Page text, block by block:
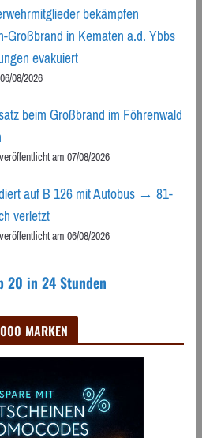
bekämpfen
Großbrand in Kematen a.d. Ybbs
evakuiert
08/2026
beim Großbrand im Föhrenwald
veröffentlicht am 07/08/2026
auf B 126 mit Autobus → 81-
verletzt
veröffentlicht am 06/08/2026
20 in 24 Stunden
MARKEN